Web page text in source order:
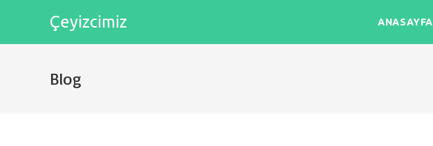
content
Çeyizcimiz ANASAYFA
Blog